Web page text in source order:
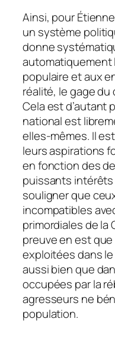
Ainsi, pour
un système
donne
automatiquement
populaire et aux
réalité, le gage
Cela est d’autant
national est
elles-mêmes. Il
leurs aspirations
en fonction des
puissants
souligner que
incompatibles
primordiales de la
preuve en est
exploitées dans
aussi bien que
occupées par la
agresseurs ne
population.